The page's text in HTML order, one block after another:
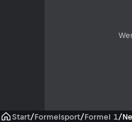
Start/Formelsport/Formel 1/